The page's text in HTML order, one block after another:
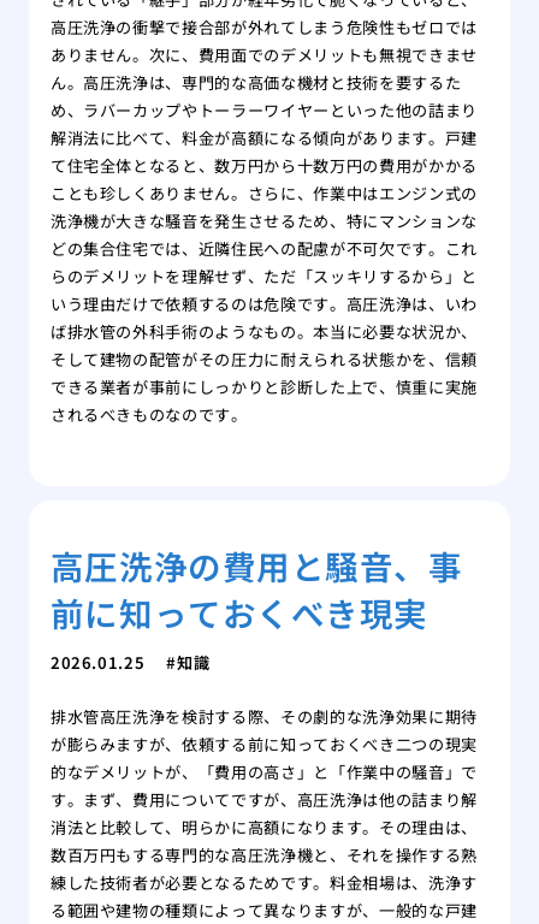
高圧洗浄の衝撃で接合部が外れてしまう危険性もゼロでは
ありません。次に、費用面でのデメリットも無視できませ
ん。高圧洗浄は、専門的な高価な機材と技術を要するた
め、ラバーカップやトーラーワイヤーといった他の詰まり
解消法に比べて、料金が高額になる傾向があります。戸建
て住宅全体となると、数万円から十数万円の費用がかかる
ことも珍しくありません。さらに、作業中はエンジン式の
洗浄機が大きな騒音を発生させるため、特にマンションな
どの集合住宅では、近隣住民への配慮が不可欠です。これ
らのデメリットを理解せず、ただ「スッキリするから」と
いう理由だけで依頼するのは危険です。高圧洗浄は、いわ
ば排水管の外科手術のようなもの。本当に必要な状況か、
そして建物の配管がその圧力に耐えられる状態かを、信頼
できる業者が事前にしっかりと診断した上で、慎重に実施
されるべきものなのです。
高圧洗浄の費用と騒音、事
前に知っておくべき現実
2026.01.25 知識
排水管高圧洗浄を検討する際、その劇的な洗浄効果に期待
が膨らみますが、依頼する前に知っておくべき二つの現実
的なデメリットが、「費用の高さ」と「作業中の騒音」で
す。まず、費用についてですが、高圧洗浄は他の詰まり解
消法と比較して、明らかに高額になります。その理由は、
数百万円もする専門的な高圧洗浄機と、それを操作する熟
練した技術者が必要となるためです。料金相場は、洗浄す
る範囲や建物の種類によって異なりますが、一般的な戸建